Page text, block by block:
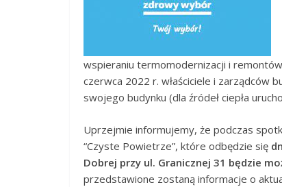
wspieraniu termomodernizacji i
czerwca 2022 r. właściciele i zarządców
swojego budynku (dla źródeł ciepła
Uprzejmie informujemy, że podczas
“Czyste Powietrze”, które odbędzie się
Dobrej przy ul. Granicznej 31 będzie
przedstawione zostaną informacje o